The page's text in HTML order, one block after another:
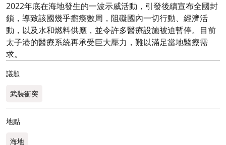
2022年底在海地發生的一波示威活動，引發後續宣布全國封
鎖，導致該國幾乎癱瘓數周，阻礙國內一切行動、經濟活
動，以及水和燃料供應，並令許多醫療設施被迫暫停。目前
太子港的醫療系統再承受巨大壓力，難以滿足當地醫療需
求。
議題
武裝衝突
地點
海地